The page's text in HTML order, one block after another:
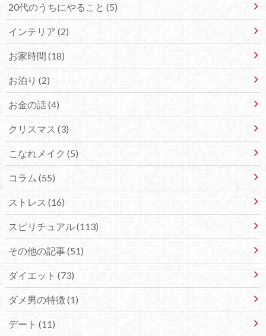
20代のうちにやること (5)
インテリア (2)
お家時間 (18)
お泊り (2)
お金の話 (4)
クリスマス (3)
こなれメイク (5)
コラム (55)
ストレス (16)
スピリチュアル (113)
その他の記事 (51)
ダイエット (73)
ダメ男の特徴 (1)
デート (11)